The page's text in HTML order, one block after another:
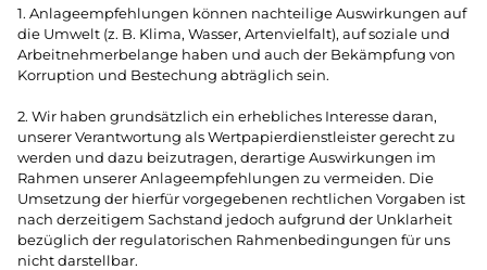
1. Anlageempfehlungen können nachteilige Auswirkungen auf
die Umwelt (z. B. Klima, Wasser, Artenvielfalt), auf soziale und
Arbeitnehmerbelange haben und auch der Bekämpfung von
Korruption und Bestechung abträglich sein.
2. Wir haben grundsätzlich ein erhebliches Interesse daran,
unserer Verantwortung als Wertpapierdienstleister gerecht zu
werden und dazu beizutragen, derartige Auswirkungen im
Rahmen unserer Anlageempfehlungen zu vermeiden. Die
Umsetzung der hierfür vorgegebenen rechtlichen Vorgaben ist
nach derzeitigem Sachstand jedoch aufgrund der Unklarheit
bezüglich der regulatorischen Rahmenbedingungen für uns
nicht darstellbar.